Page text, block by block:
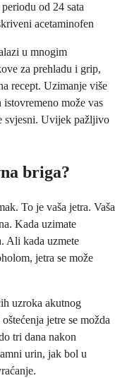
od 24 sata
acetaminofen
u mnogim
za prehladu i grip,
recept. Uzimanje više
može vas
svjesni. Uvijek pažljivo
briga?
To je vaša jetra. Vaša
Kada uzimate
Ali kada uzmete
jetra se može
uzroka akutnog
jetre se možda
tri dana nakon
urin, jak bol u